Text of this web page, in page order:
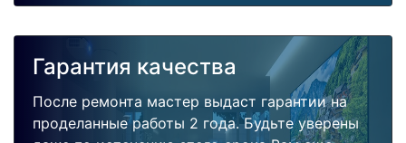
Гарантия качества
После ремонта мастер выдаст гарантии на
проделанные работы 2 года. Будьте уверены